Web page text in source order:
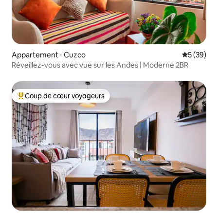
Appartement ⋅ Cuzco
5 (39)
Réveillez-vous avec vue sur les Andes | Moderne 2BR
Coups de cœur voyageurs les plus appréciés
Coup de cœur voyageurs